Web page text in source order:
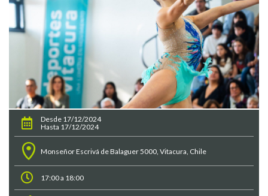
Desde 17/12/2024
Hasta 17/12/2024
Monseñor Escrivá de Balaguer 5000, Vitacura, Chile
17:00 a 18:00